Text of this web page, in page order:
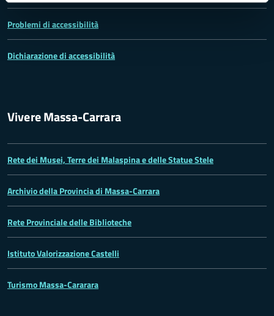
Problemi di accessibilità
Dichiarazione di accessibilità
Vivere Massa-Carrara
Rete dei Musei, Terre dei Malaspina e delle Statue Stele
Archivio della Provincia di Massa-Carrara
Rete Provinciale delle Biblioteche
Istituto Valorizzazione Castelli
Turismo Massa-Cararara